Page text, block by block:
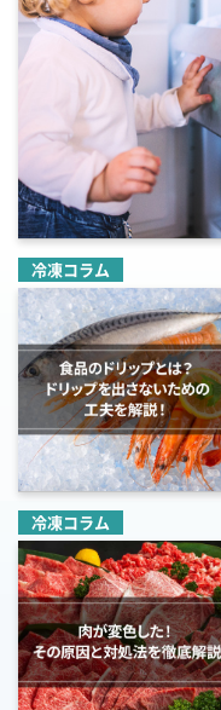
冷凍コラム
冷凍コラム